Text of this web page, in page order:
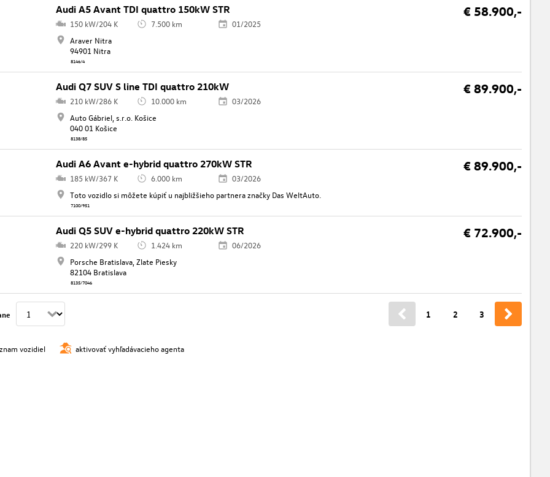
Audi A5 Avant TDI quattro 150kW STR € 58.900,-
150 kW/204 K 7.500 km
01/2025
Araver Nitra
94901 Nitra
8146/4
Audi Q7 SUV S line TDI quattro 210kW € 89.900,-
210 kW/286 K 10.000 km
03/2026
Auto Gábriel, s.r.o. Košice
040 01 Košice
8138/85
Audi A6 Avant e-hybrid quattro 270kW STR € 89.900,-
185 kW/367 K 6.000 km
03/2026
Toto vozidlo si môžete kúpiť u najbližšieho partnera značky Das WeltAuto.
7100/951
Audi Q5 SUV e-hybrid quattro 220kW STR € 72.900,-
220 kW/299 K 1.424 km
06/2026
Porsche Bratislava, Zlate Piesky
82104 Bratislava
8135/7046
1 2 3
vozidiel aktivovať vyhľadávacieho agenta